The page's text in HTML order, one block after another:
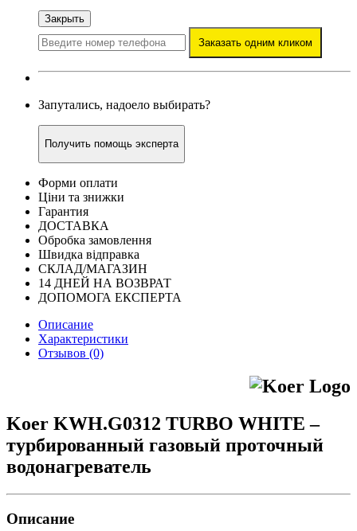
Закрыть
Заказать одним кликом
Запутались, надоело выбирать?
Получить помощь эксперта
Форми оплати
Ціни та знижки
Гарантия
ДОСТАВКА
Обробка замовлення
Швидка відправка
СКЛАД/МАГАЗИН
14 ДНЕЙ НА ВОЗВРАТ
ДОПОМОГА ЕКСПЕРТА
Описание
Характеристики
Отзывов (0)
Koer KWH.G0312 TURBO WHITE –
турбированный газовый проточный
водонагреватель
Описание